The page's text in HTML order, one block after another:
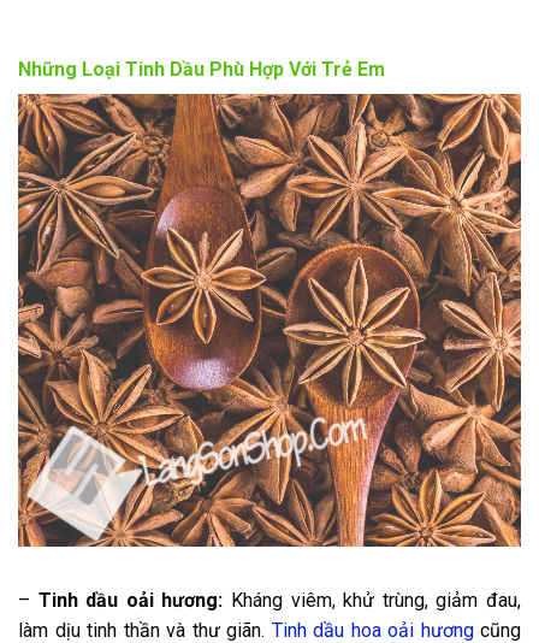
Những Loại Tinh Dầu Phù Hợp Với Trẻ Em
– Tinh dầu oải hương: Kháng viêm, khử trùng, giảm đau,
làm dịu tinh thần và thư giãn. Tinh dầu hoa oải hươngcũng